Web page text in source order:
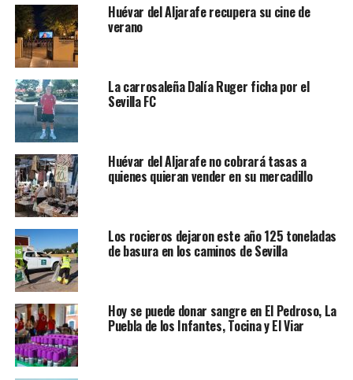
Huévar del Aljarafe recupera su cine de
verano
La carrosaleña Dalía Ruger ficha por el
Sevilla FC
Huévar del Aljarafe no cobrará tasas a
quienes quieran vender en su mercadillo
Los rocieros dejaron este año 125 toneladas
de basura en los caminos de Sevilla
Hoy se puede donar sangre en El Pedroso, La
Puebla de los Infantes, Tocina y El Viar